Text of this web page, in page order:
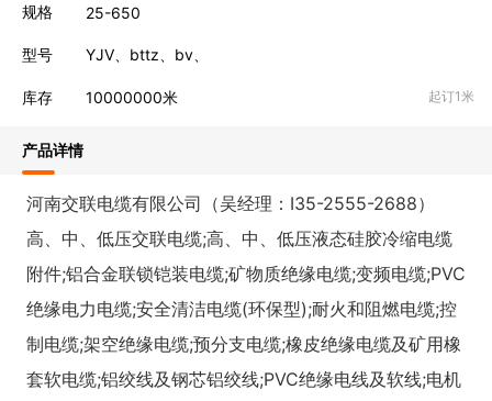
规格 25-650
型号 YJV、bttz、bv、
库存 10000000米 起订1米
产品详情
河南交联电缆有限公司（吴经理：I35-2555-2688）
高、中、低压交联电缆;高、中、低压液态硅胶冷缩电缆
附件;铝合金联锁铠装电缆;矿物质绝缘电缆;变频电缆;PVC
绝缘电力电缆;安全清洁电缆(环保型);耐火和阻燃电缆;控
制电缆;架空绝缘电缆;预分支电缆;橡皮绝缘电缆及矿用橡
套软电缆;铝绞线及钢芯铝绞线;PVC绝缘电线及软线;电机